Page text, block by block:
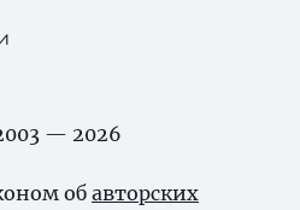
— 2026
об авторских